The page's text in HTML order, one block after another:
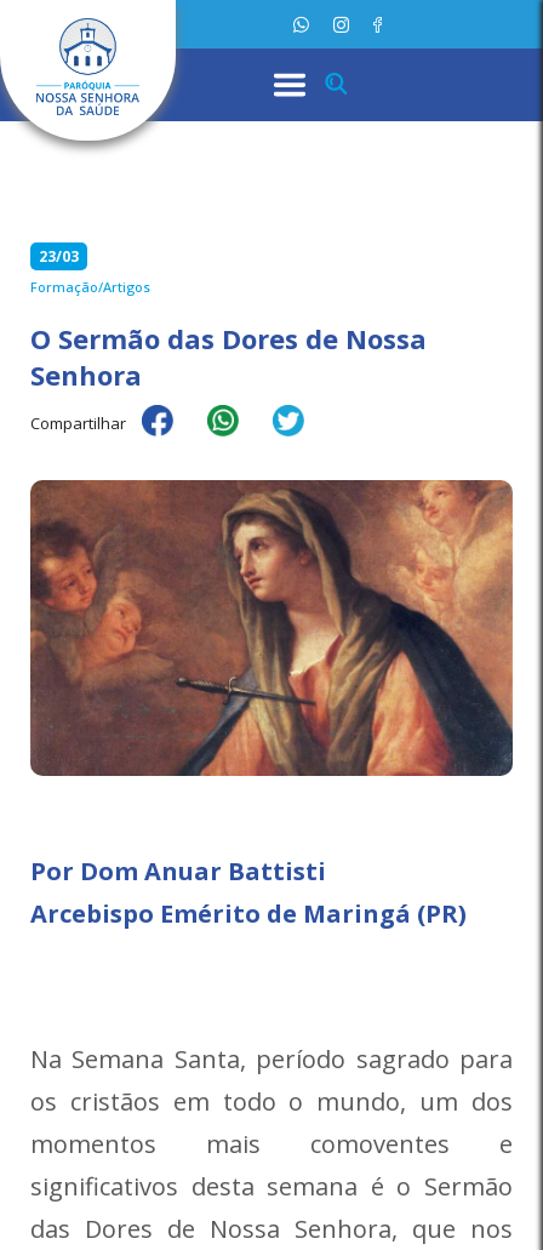
23/03
Formação/Artigos
O Sermão das Dores de Nossa
Senhora
Compartilhar
Por Dom Anuar Battisti
Arcebispo Emérito de Maringá (PR)
Na Semana Santa, período sagrado para
os cristãos em todo o mundo, um dos
momentos mais comoventes e
significativos desta semana é o Sermão
das Dores de Nossa Senhora, que nos